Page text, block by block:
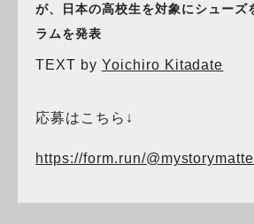
が、日本の高校生を対象にシューズ
ラムを発表
TEXT by Yoichiro Kitadate
応募はこちら↓
https://form.run/